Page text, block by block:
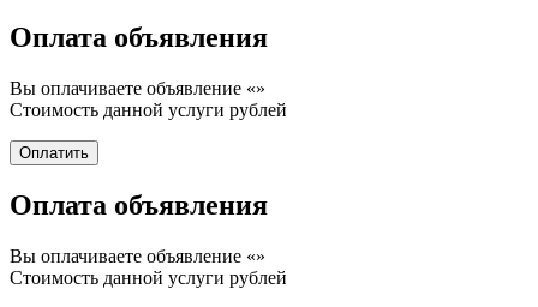
Оплата объявления
Вы оплачиваете объявление «»
Стоимость данной услуги рублей
Оплата объявления
Вы оплачиваете объявление «»
Стоимость данной услуги рублей